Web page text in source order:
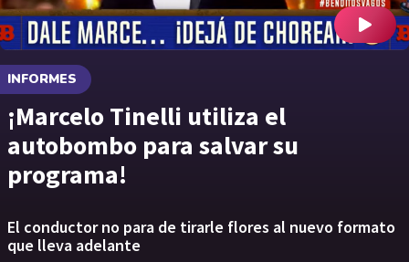
INFORMES
¡Marcelo Tinelli utiliza el
autobombo para salvar su
programa!
El conductor no para de tirarle flores al nuevo formato
que lleva adelante